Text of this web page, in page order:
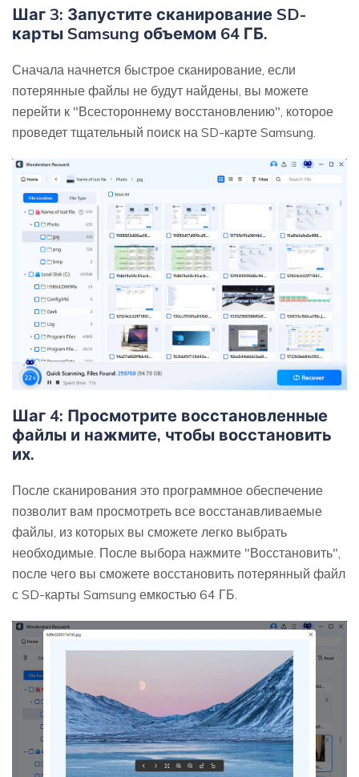
Шаг 3: Запустите сканирование SD-
карты Samsung объемом 64 ГБ.
Сначала начнется быстрое сканирование, если
потерянные файлы не будут найдены, вы можете
перейти к "Всестороннему восстановлению", которое
проведет тщательный поиск на SD-карте Samsung.
Шаг 4: Просмотрите восстановленные
файлы и нажмите, чтобы восстановить
их.
После сканирования это программное обеспечение
позволит вам просмотреть все восстанавливаемые
файлы, из которых вы сможете легко выбрать
необходимые. После выбора нажмите "Восстановить",
после чего вы сможете восстановить потерянный файл
с SD-карты Samsung емкостью 64 ГБ.